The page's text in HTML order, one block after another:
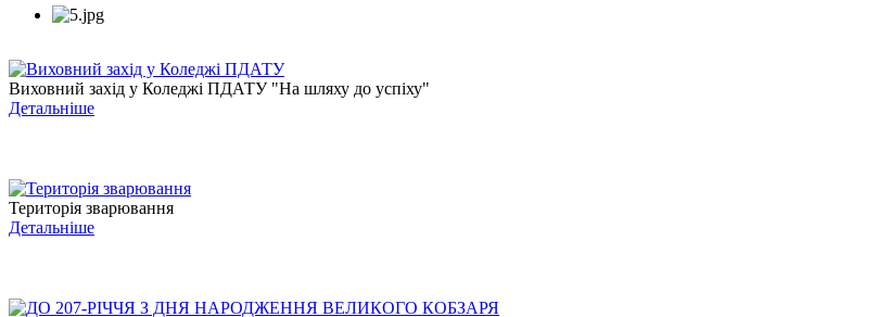
Виховний захід у Коледжі ПДАТУ "На шляху до успіху"
Детальніше
Територія зварювання
Детальніше